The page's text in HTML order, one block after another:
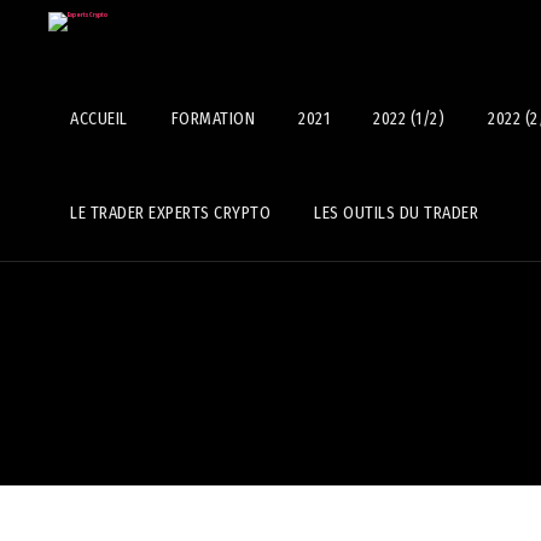
ACCUEIL FORMATION 2021 2022 (1/2) 2022
LE TRADER EXPERTS CRYPTO LES OUTILS DU TRADER